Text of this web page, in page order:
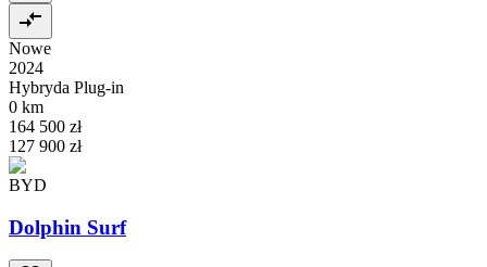
Nowe
2024
Hybryda Plug-in
0 km
164 500 zł
127 900 zł
BYD
Dolphin Surf